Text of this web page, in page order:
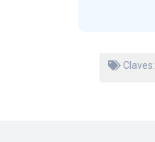
Claves: